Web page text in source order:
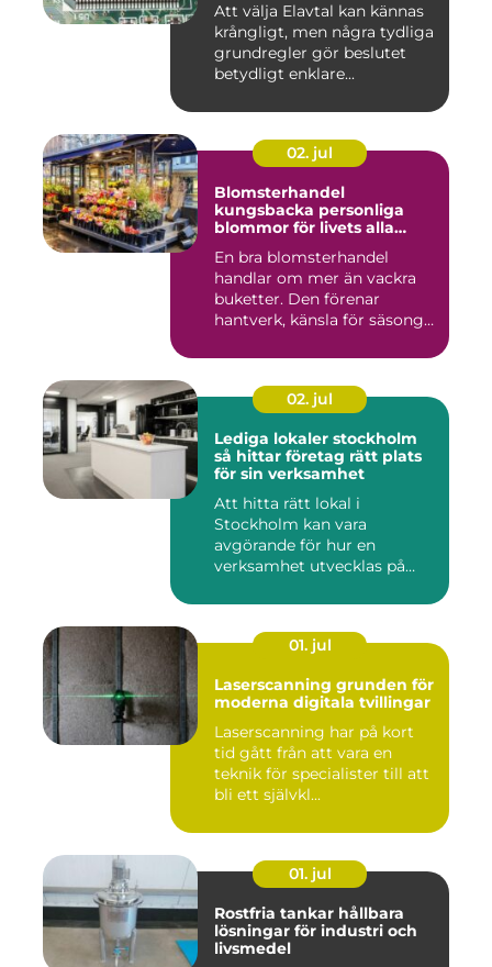
Att välja Elavtal kan kännas
krångligt, men några tydliga
grundregler gör beslutet
betydligt enklare...
02. jul
Blomsterhandel
kungsbacka personliga
blommor för livets alla
En bra blomsterhandel
handlar om mer än vackra
buketter. Den förenar
hantverk, känsla för säsong
02. jul
Lediga lokaler stockholm
så hittar företag rätt plats
för sin verksamhet
Att hitta rätt lokal i
Stockholm kan vara
avgörande för hur en
verksamhet utvecklas på
01. jul
Laserscanning grunden för
moderna digitala tvillingar
Laserscanning har på kort
tid gått från att vara en
teknik för specialister till att
bli ett självkl...
01. jul
Rostfria tankar hållbara
lösningar för industri och
livsmedel